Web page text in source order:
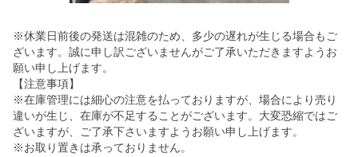
※休業日前後の発送は混雑のため、多少の遅れが生じる場合もご
ざいます。誠に申し訳ございませんがご了承いただきますようお
願い申し上げます。
【注意事項】
※在庫管理には細心の注意を払っておりますが、場合により売り
違いが生じ、在庫が不足することがございます。大変恐縮ではご
ざいますが、ご了承下さいますようお願い申し上げます。
※お取り置きは承っておりません。